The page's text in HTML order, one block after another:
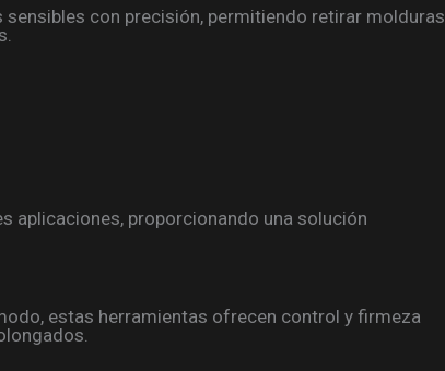
con precisión, permitiendo retirar molduras
aplicaciones, proporcionando una solución
estas herramientas ofrecen control y firmeza